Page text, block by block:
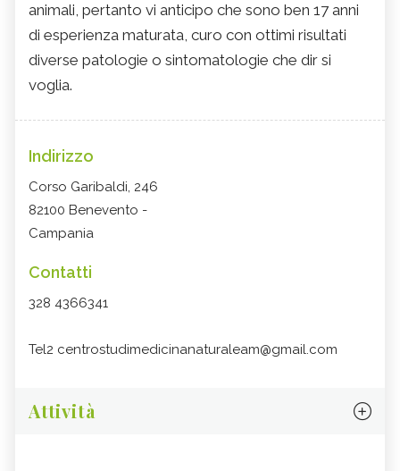
animali, pertanto vi anticipo che sono ben 17 anni
di esperienza maturata, curo con ottimi risultati
diverse patologie o sintomatologie che dir si
voglia.
Indirizzo
Corso Garibaldi, 246
82100 Benevento -
Campania
Contatti
328 4366341
Tel2 centrostudimedicinanaturaleam@gmail.com
Attività